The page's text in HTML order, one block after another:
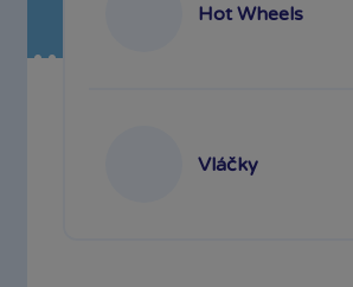
Hot Wheels
Vláčky